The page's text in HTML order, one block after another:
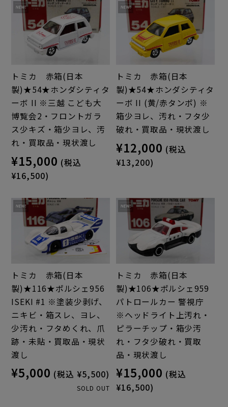
トミカ 赤箱(日本
製)★54★ホンダシティタ
ーボ II ※三越 こども大
博覧会2・フロントガラ
ス少キズ・箱少ヨレ、汚
れ・買取品・現状渡し
¥15,000 (税込
¥16,500)
トミカ 赤箱(日本
製)★54★ホンダシティタ
ーボ II (黄/赤タンポ) ※
箱少ヨレ、汚れ・フタ少
破れ・買取品・現状渡し
¥12,000 (税込
¥13,200)
トミカ 赤箱(日本
製)★116★ポルシェ956
ISEKI #1 ※塗装少剥げ、
ニキビ・箱スレ、ヨレ、
少汚れ・フタめくれ、爪
跡・未貼・買取品・現状
渡し
¥5,000 (税込 ¥5,500)
SOLD OUT
トミカ 赤箱(日本
製)★106★ポルシェ959
パトロールカー 警視庁
※ヘッドライト上汚れ・
ピラーチップ・箱少汚
れ・フタ少破れ・買取
品・現状渡し
¥15,000 (税込
¥16,500)